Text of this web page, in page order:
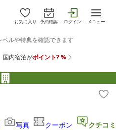
お気に入り 予約確認 ログイン メニュー
写真 クーポン クチコミ